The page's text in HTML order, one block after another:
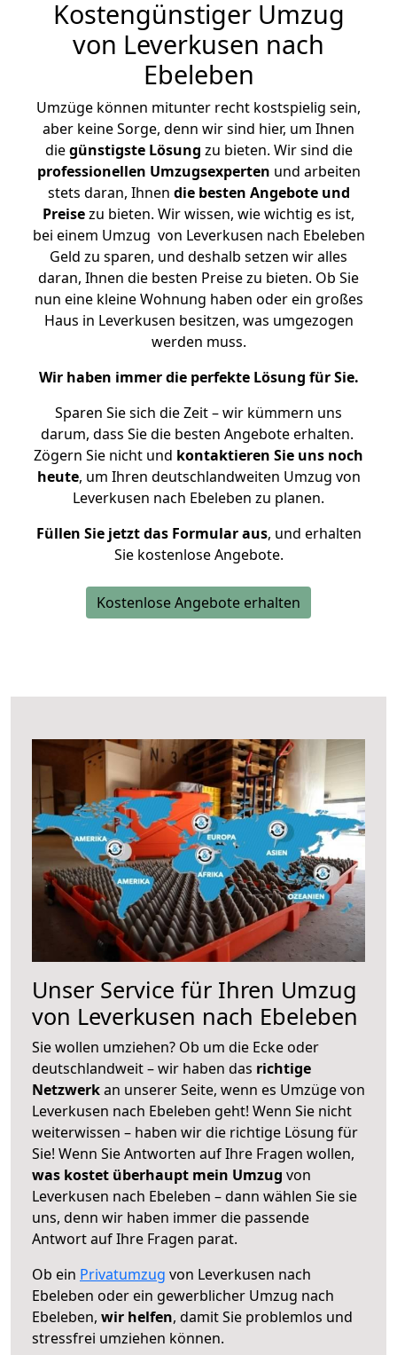
Kostengünstiger Umzug
von Leverkusen nach
Ebeleben
Umzüge können mitunter recht kostspielig sein,
aber keine Sorge, denn wir sind hier, um Ihnen
diegünstigste Lösung zu bieten. Wir sind die
professionellen Umzugsexperten und arbeiten
stets daran, Ihnen die besten Angebote und
Preisezu bieten. Wir wissen, wie wichtig es ist,
bei einem Umzug von Leverkusen nach Ebeleben
Geld zu sparen, und deshalb setzen wir alles
daran, Ihnen die besten Preise zu bieten. Ob Sie
nun eine kleine Wohnung haben oder ein großes
Haus in Leverkusen besitzen, was umgezogen
werden muss.
Wir haben immer die perfekte Lösung für Sie.
Sparen Sie sich die Zeit – wir kümmern uns
darum, dass Sie die besten Angebote erhalten.
Zögern Sie nicht und kontaktieren Sie uns noch
heute, um Ihren deutschlandweiten Umzug von
Leverkusen nach Ebeleben zu planen.
Füllen Sie jetzt das Formular aus, und erhalten
Sie kostenlose Angebote.
Kostenlose Angebote erhalten
Unser Service für Ihren Umzug
von Leverkusen nach Ebeleben
Sie wollen umziehen? Ob um die Ecke oder
deutschlandweit – wir haben das richtige
Netzwerkan unserer Seite, wenn es Umzüge von
Leverkusen nach Ebeleben geht! Wenn Sie nicht
weiterwissen – haben wir die richtige Lösung für
Sie! Wenn Sie Antworten auf Ihre Fragen wollen,
was kostet überhaupt mein Umzug von
Leverkusen nach Ebeleben – dann wählen Sie sie
uns, denn wir haben immer die passende
Antwort auf Ihre Fragen parat.
Ob ein Privatumzug von Leverkusen nach
Ebeleben oder ein gewerblicher Umzug nach
Ebeleben, wir helfen, damit Sie problemlos und
stressfrei umziehen können.